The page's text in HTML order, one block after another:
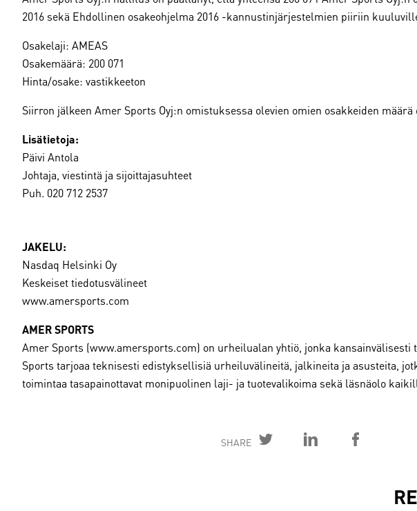
2016 sekä Ehdollinen osakeohjelma 2016 -kannustinjärjestelmien piiriin
Osakelaji: AMEAS
Osakemäärä: 200 071
Hinta/osake: vastikkeeton
Siirron jälkeen Amer Sports Oyj:n omistuksessa olevien omien osakkeiden
Lisätietoja:
Päivi Antola
Johtaja, viestintä ja sijoittajasuhteet
Puh. 020 712 2537
JAKELU:
Nasdaq Helsinki Oy
Keskeiset tiedotusvälineet
www.amersports.com
AMER SPORTS
Amer Sports (www.amersports.com) on urheilualan yhtiö, jonka
Sports tarjoaa teknisesti edistyksellisiä urheiluvälineitä, jalkineita ja asusteita,
toimintaa tasapainottavat monipuolinen laji- ja tuotevalikoima sekä läsnäolo
SHARE